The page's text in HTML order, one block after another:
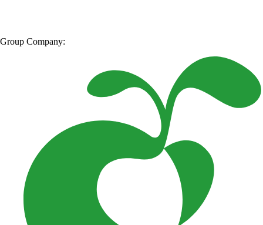
Group Company: